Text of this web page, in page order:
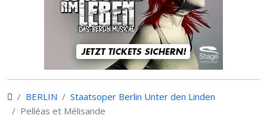
BERLIN
Staatsoper Berlin Unter den Linden
Pelléas et Mélisande